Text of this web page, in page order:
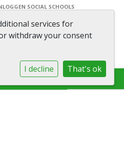
SOCIAL SCHOOLS
services for
withdraw your consent
I decline That's ok